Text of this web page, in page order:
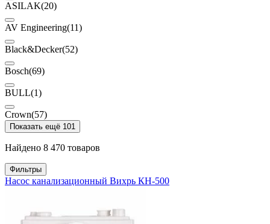
ASILAK(20)
AV Engineering(11)
Black&Decker(52)
Bosch(69)
BULL(1)
Crown(57)
Показать ещё 101
Найдено 8 470 товаров
Фильтры
Насос канализационный Вихрь КН-500